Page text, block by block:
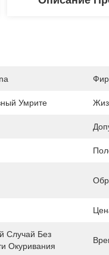
Умрите
Случай Без
Окуривания